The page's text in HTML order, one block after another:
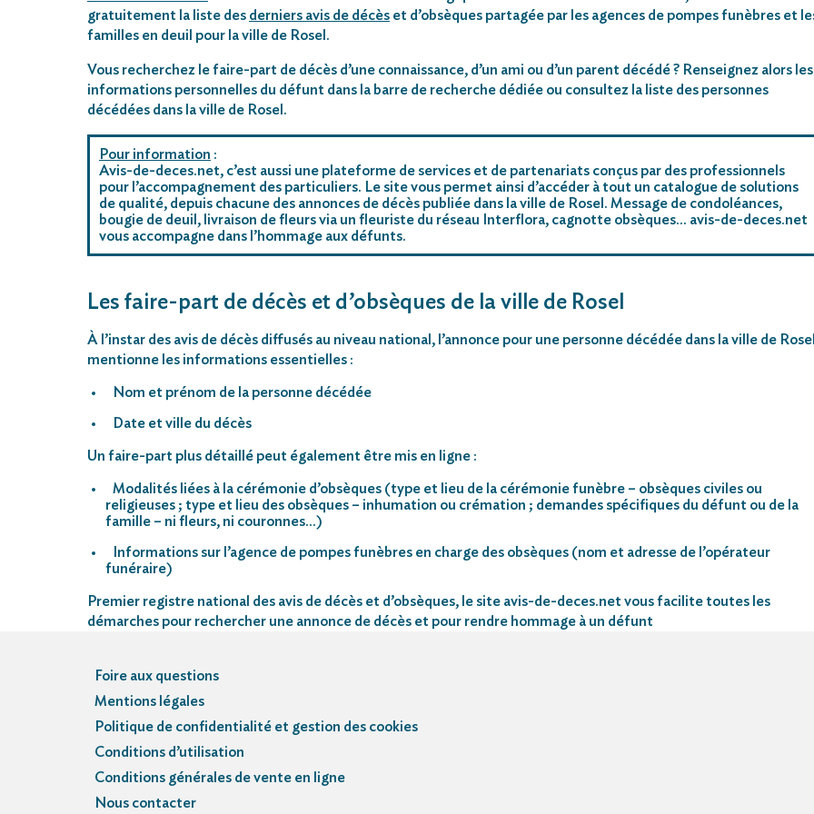
gratuitement la liste des derniers avis de décès et d’obsèques partagée par les agences de pompes funèbres et
familles en deuil pour la ville de Rosel.
Vous recherchez le faire-part de décès d’une connaissance, d’un ami ou d’un parent décédé ? Renseignez alors les
informations personnelles du défunt dans la barre de recherche dédiée ou consultez la liste des personnes
décédées dans la ville de Rosel.
Pour information :
Avis-de-deces.net, c’est aussi une plateforme de services et de partenariats conçus par des professionnels
pour l’accompagnement des particuliers. Le site vous permet ainsi d’accéder à tout un catalogue de solutions
de qualité, depuis chacune des annonces de décès publiée dans la ville de Rosel. Message de condoléances,
bougie de deuil, livraison de fleurs via un fleuriste du réseau Interflora, cagnotte obsèques… avis-de-deces.net
vous accompagne dans l’hommage aux défunts.
Les faire-part de décès et d’obsèques de la ville de Rosel
À l’instar des avis de décès diffusés au niveau national, l’annonce pour une personne décédée dans la ville de
mentionne les informations essentielles :
Nom et prénom de la personne décédée
Date et ville du décès
Un faire-part plus détaillé peut également être mis en ligne :
Modalités liées à la cérémonie d’obsèques (type et lieu de la cérémonie funèbre – obsèques civiles ou
religieuses ; type et lieu des obsèques – inhumation ou crémation ; demandes spécifiques du défunt ou de la
famille – ni fleurs, ni couronnes…)
Informations sur l’agence de pompes funèbres en charge des obsèques (nom et adresse de l’opérateur
funéraire)
Premier registre national des avis de décès et d’obsèques, le site avis-de-deces.net vous facilite toutes les
démarches pour rechercher une annonce de décès et pour rendre hommage à un défunt
Foire aux questions
Mentions légales
Politique de confidentialité et gestion des cookies
Conditions d’utilisation
Conditions générales de vente en ligne
Nous contacter